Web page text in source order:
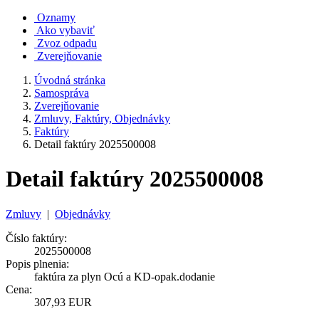
Oznamy
Ako vybaviť
Zvoz odpadu
Zverejňovanie
Úvodná stránka
Samospráva
Zverejňovanie
Zmluvy, Faktúry, Objednávky
Faktúry
Detail faktúry 2025500008
Detail faktúry 2025500008
Zmluvy | Objednávky
Číslo faktúry:
2025500008
Popis plnenia:
faktúra za plyn Ocú a KD-opak.dodanie
Cena:
307,93 EUR